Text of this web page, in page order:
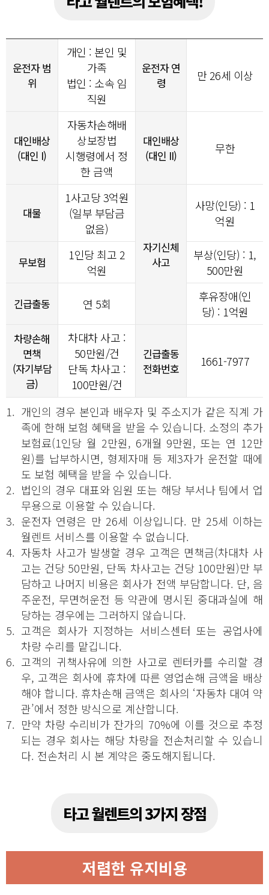
운전자 범
위
개인 : 본인 및
가족
법인 : 소속 임
직원
운전자 연
령
만 26세 이상
대인배상
(대인 I)
자동차손해배
상보장법
시행령에서 정
한 금액
대인배상
(대인 II)
무한
대물
1사고당3억원
(일부 부담금
없음)
자기신체
사고
사망(인당) : 1
억원
무보험
1인당 최고 2
억원
부상(인당) : 1,
500만원
긴급출동 연 5회
후유장애(인
당) : 1억원
차량손해
면책
(자기부담
금)
차대차 사고 :
50만원/건
단독 차사고 :
100만원/건
긴급출동
전화번호
1661-7977
1. 개인의 경우 본인과 배우자 및 주소지가 같은 직계 가
족에 한해 보험 혜택을 받을 수 있습니다. 소정의 추가
보험료(1인당 월 2만원, 6개월 9만원, 또는 연 12만
원)를 납부하시면, 형제자매 등 제3자가 운전할 때에
도 보험 혜택을 받을 수 있습니다.
2. 법인의 경우 대표와 임원 또는 해당 부서나 팀에서 업
무용으로 이용할 수 있습니다.
3. 운전자 연령은 만 26세 이상입니다. 만 25세 이하는
월렌트 서비스를 이용할 수 없습니다.
4. 자동차 사고가 발생할 경우 고객은 면책금(차대차 사
고는 건당 50만원, 단독 차사고는 건당 100만원)만 부
담하고 나머지 비용은 회사가 전액 부담합니다. 단, 음
주운전, 무면허운전 등 약관에 명시된 중대과실에 해
당하는 경우에는 그러하지 않습니다.
5. 고객은 회사가 지정하는 서비스센터 또는 공업사에
차량 수리를 맡깁니다.
6. 고객의 귀책사유에 의한 사고로 렌터카를 수리할 경
우, 고객은 회사에 휴차에 따른 영업손해 금액을 배상
해야 합니다. 휴차손해 금액은 회사의 ‘자동차 대여 약
관’에서 정한 방식으로 계산합니다.
7. 만약 차량 수리비가 잔가의 70%에 이를 것으로 추정
되는 경우 회사는 해당 차량을 전손처리할 수 있습니
다. 전손처리 시 본 계약은 중도해지됩니다.
타고 월렌트의 3가지 장점
저렴한 유지비용